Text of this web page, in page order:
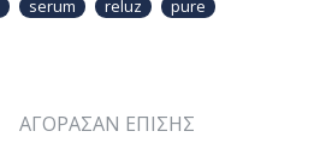
serum reluz pure
ΑΓΌΡΑΣΑΝ ΕΠΊΣΗΣ